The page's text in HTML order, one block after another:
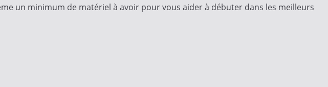
un minimum de matériel à avoir pour vous aider à débuter dans les meilleurs